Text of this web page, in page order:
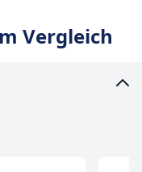
Vergleich